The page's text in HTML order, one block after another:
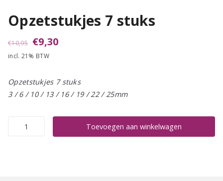
Opzetstukjes 7 stuks
€10,95 Oorspronkelijke
prijs
was:
€10,95.
€9,30Huidige
is:
€9,30.
incl. 21% BTW
Opzetstukjes 7 stuks
3 / 6 / 10 / 13 / 16 / 19 / 22 / 25mm
Opzetstukjes
Toevoegen aan winkelwagen